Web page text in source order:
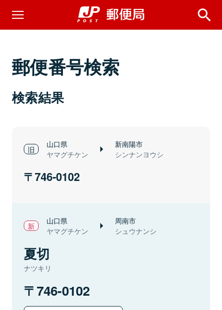
郵便番号検索
検索結果
山口県
ヤマグチケン
新南陽市
シンナンヨウシ
746-0102
山口県
ヤマグチケン
周南市
シュウナンシ
夏切
ナツキリ
746-0102